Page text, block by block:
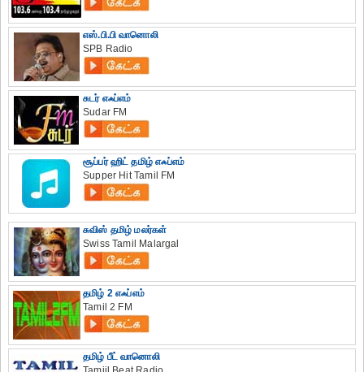
எஸ்.பி.பி வானொலி
SPB Radio
சுடர் எஃப்எம்
Sudar FM
சூப்பர் ஹிட் தமிழ் எஃப்எம்
Supper Hit Tamil FM
சுவிஸ் தமிழ் மலர்கள்
Swiss Tamil Malargal
தமிழ் 2 எஃப்எம்
Tamil 2 FM
தமிழ் பீட் வானொலி